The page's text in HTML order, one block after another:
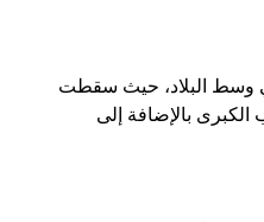
في وسط البلاد، حيث سقطت
الكبرى بالإضافة إلى